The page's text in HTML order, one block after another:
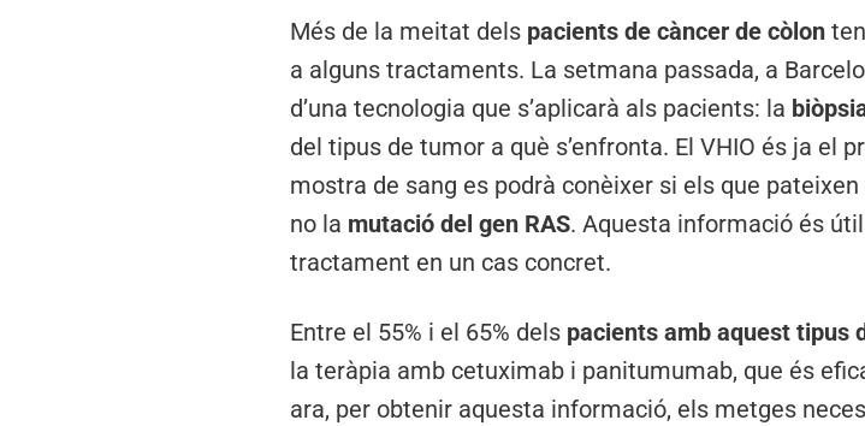
Més de la meitat dels pacients de càncer de còlon
a alguns tractaments. La setmana passada, a
d’una tecnologia que s’aplicarà als pacients: la
del tipus de tumor a què s’enfronta. El VHIO és ja el
mostra de sang es podrà conèixer si els que pateixen
no la mutació del gen RAS. Aquesta informació és
tractament en un cas concret.
Entre el 55% i el 65% dels pacients amb aquest tipus
la teràpia amb cetuximab i panitumumab, que és
ara, per obtenir aquesta informació, els metges